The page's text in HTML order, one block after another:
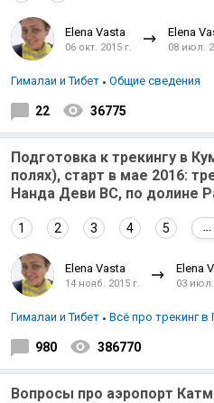
Elena Vasta
06 окт. 2015 г.
Elena
08 июл.
Гималаи и Тибет Общие сведения
22 36775
Подготовка к трекингу в
полях), старт в мае 2016:
Нанда Деви ВС, по долине
1 2 3 4 5
Elena Vasta
14 нояб. 2015 г.
Elena
03 июл.
Гималаи и Тибет Всё про трекинг в
980 386770
Вопросы про аэропорт